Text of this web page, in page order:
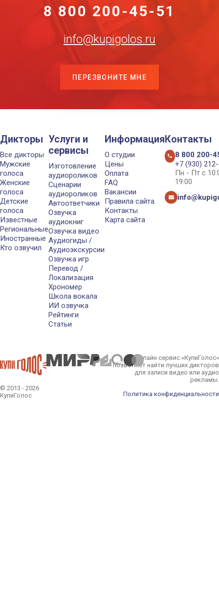
8 800 200-45-51
info@kupigolos.ru
ПЕРЕЗВОНИТЕ МНЕ
Дикторы
Все дикторы
Мужские
голоса
Женские
голоса
Детские
голоса
Известные
Региональные
Иностранные
Кто озвучил
Услуги и
сервисы
Изготовление
аудиороликов
Сценарии
аудиороликов
Автоответчики
Озвучка
аудиокниг
Озвучка видео
Аудиогиды /
Аудиоэкскурсии
Озвучка игр
Перевод /
Локализация
Хрономер
Школа вокала
ИИ озвучка
Рейтинги
Статьи
Информация
О студии
Цены
Оплата
FAQ
Вакансии
Правила сайта
Контакты
Карта сайта
Контакты
8 800 200-
+7 (930)
Пн - Пт с
19:00
© 2013 - 2026
КупиГолос
Онлайн сервис «КупиГолос»
позволяет найти лучших дикторов
для записи видео или аудио
рекламы.
Политика конфиденциальности